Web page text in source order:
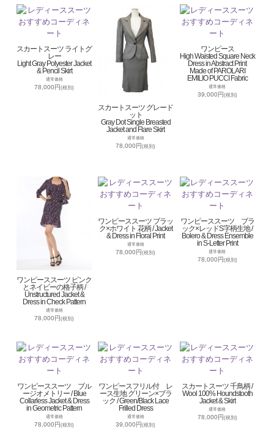
スカートスーツ ライトグ
レー
Light Gray Polyester Jacket
& Pencil Skirt
通常価格
78,000円(税別)
スカートスーツ グレード
ット
Gray Dot Single Breasted
Jacket and Flare Skirt
通常価格
78,000円(税別)
ワンピース
High Waisted Square Neck
Dress in Abstract Print
Made of PAROLARI
EMILIO PUCCI Fabric
通常価格
39,000円(税別)
ワンピーススーツ ピンク
とネイビーの格子柄 /
Unstructured Jacket &
Dress in Check Pattern
通常価格
78,000円(税別)
ワンピーススーツ ブラッ
ク×ホワイト 花柄 / Jacket
& Dress in Floral Print
通常価格
78,000円(税別)
ワンピーススーツ ブラ
ック×レッドS字柄生地 /
Bolero & Dress Ensemble
in S-Letter Print
通常価格
78,000円(税別)
ワンピーススーツ ブル
ージオメトリー / Blue
Collarless Jacket & Dress
in Geometric Pattern
通常価格
78,000円(税別)
ワンピースフリル付 レ
ース生地 グリーン×ブラ
ック / Green/Black Lace
Frilled Dress
通常価格
39,000円(税別)
スカートスーツ 千鳥柄 /
Wool 100% Houndstooth
Jacket & Skirt
通常価格
78,000円(税別)